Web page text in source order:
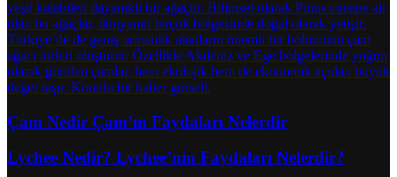
Çam Nedir Çam’ın Faydaları Nelerdir
Lychee Nedir? Lychee’nin Faydaları Nelerdir?